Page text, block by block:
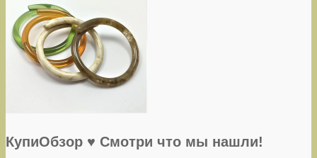
КупиОбзор ♥ Смотри что мы нашли!